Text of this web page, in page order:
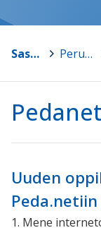
Sastamala > Peruskoulut
Uuden
Peda.netiin
1. Mene